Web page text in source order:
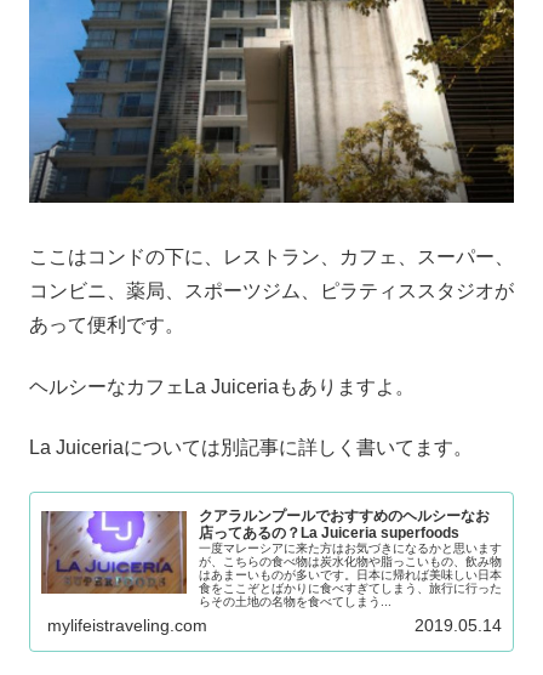
ここはコンドの下に、レストラン、カフェ、スーパー、
コンビニ、薬局、スポーツジム、ピラティススタジオが
あって便利です。
ヘルシーなカフェLa Juiceriaもありますよ。
La Juiceriaについては別記事に詳しく書いてます。
クアラルンプールでおすすめのヘルシーなお
店ってあるの？La Juiceria superfoods
一度マレーシアに来た方はお気づきになるかと思います
が、こちらの食べ物は炭水化物や脂っこいもの、飲み物
はあまーいものが多いです。日本に帰れば美味しい日本
食をここぞとばかりに食べすぎてしまう、旅行に行った
らその土地の名物を食べてしまう...
mylifeistraveling.com 2019.05.14